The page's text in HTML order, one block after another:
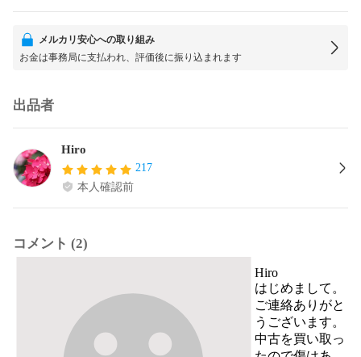
メルカリ安心への取り組み
お金は事務局に支払われ、評価後に振り込まれます
出品者
Hiro
217
本人確認前
コメント (2)
Hiro
はじめまして。
ご連絡ありがと
うございます。
中古を買い取っ